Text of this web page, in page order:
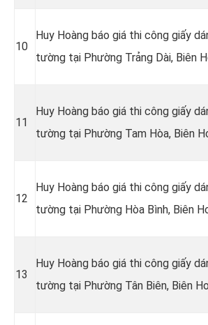
10
Huy Hoàng báo giá thi công giấy
tường tại Phường Trảng Dài, Biên
11
Huy Hoàng báo giá thi công giấy
tường tại Phường Tam Hòa, Biên
12
Huy Hoàng báo giá thi công giấy
tường tại Phường Hòa Bình, Biên
13
Huy Hoàng báo giá thi công giấy
tường tại Phường Tân Biên, Biên